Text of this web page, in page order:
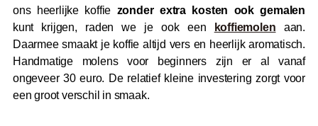
ons heerlijke koffie zonder extra kosten ook gemalen
kunt krijgen, raden we je ook een
koffiemolen aan.
Daarmee smaakt je koffie altijd vers en heerlijk aromatisch.
Handmatige molens voor beginners zijn er al vanaf
ongeveer 30 euro. De relatief kleine investering zorgt voor
een groot verschil in smaak.